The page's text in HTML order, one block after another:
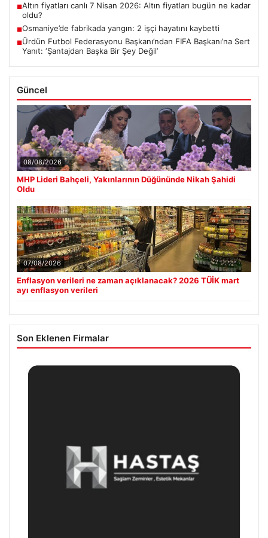
■Altın fiyatları canlı 7 Nisan 2026: Altın fiyatları bugün ne kadar
oldu?
■Osmaniye’de fabrikada yangın: 2 işçi hayatını kaybetti
■Ürdün Futbol Federasyonu Başkanı’ndan FIFA Başkanı’na Sert
Yanıt: ‘Şantajdan Başka Bir Şey Değil’
Güncel
08/08/2026
MHP Lideri Bahçeli, Yakınlarının Düğününde Nikah Şahidi
Oldu
07/08/2026
Enflasyon verileri ne zaman açıklanacak? 2026 TÜİK mart
ayı enflasyon verileri
Son Eklenen Firmalar